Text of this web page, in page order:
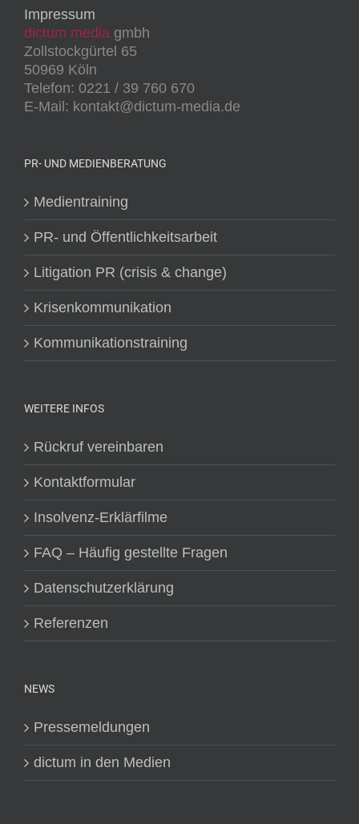
Impressum
dictum media gmbh
Zollstockgürtel 65
50969 Köln
Telefon: 0221 / 39 760 670
E-Mail: kontakt@dictum-media.de
PR- UND MEDIENBERATUNG
Medientraining
PR- und Öffentlichkeitsarbeit
Litigation PR (crisis & change)
Krisenkommunikation
Kommunikationstraining
WEITERE INFOS
Rückruf vereinbaren
Kontaktformular
Insolvenz-Erklärfilme
FAQ – Häufig gestellte Fragen
Datenschutzerklärung
Referenzen
NEWS
Pressemeldungen
dictum in den Medien